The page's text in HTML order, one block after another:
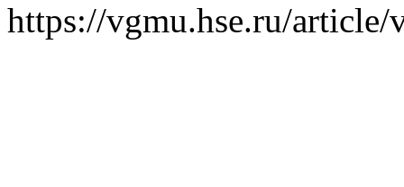
https://vgmu.hse.ru/article/